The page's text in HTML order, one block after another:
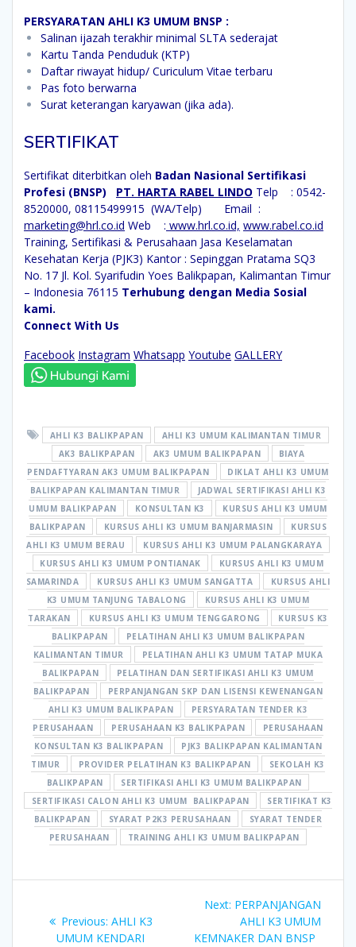
PERSYARATAN AHLI K3 UMUM BNSP :
Salinan ijazah terakhir minimal SLTA sederajat
Kartu Tanda Penduduk (KTP)
Daftar riwayat hidup/ Curiculum Vitae terbaru
Pas foto berwarna
Surat keterangan karyawan (jika ada).
SERTIFIKAT
Sertifikat diterbitkan oleh Badan Nasional Sertifikasi
Profesi (BNSP)
PT. HARTA RABEL LINDO Telp : 0542-
8520000, 08115499915 (WA/Telp)
Email :
marketing@hrl.co.id Web : www.hrl.co.id, www.rabel.co.id
Training, Sertifikasi & Perusahaan Jasa Keselamatan
Kesehatan Kerja (PJK3) Kantor : Sepinggan Pratama SQ3
No. 17 Jl. Kol. Syarifudin Yoes Balikpapan, Kalimantan Timur
– Indonesia 76115 Terhubung dengan Media Sosial
kami.
Connect With Us
Facebook Instagram Whatsapp Youtube GALLERY
AHLI K3 BALIKPAPAN
AHLI K3 UMUM KALIMANTAN TIMUR
AK3 BALIKPAPAN
AK3 UMUM BALIKPAPAN
BIAYA
PENDAFTYARAN AK3 UMUM BALIKPAPAN
DIKLAT AHLI K3 UMUM
BALIKPAPAN KALIMANTAN TIMUR
JADWAL SERTIFIKASI AHLI K3
UMUM BALIKPAPAN
KONSULTAN K3
KURSUS AHLI K3 UMUM
BALIKPAPAN
KURSUS AHLI K3 UMUM BANJARMASIN
KURSUS
AHLI K3 UMUM BERAU
KURSUS AHLI K3 UMUM PALANGKARAYA
KURSUS AHLI K3 UMUM PONTIANAK
KURSUS AHLI K3 UMUM
SAMARINDA
KURSUS AHLI K3 UMUM SANGATTA
KURSUS AHLI
K3 UMUM TANJUNG TABALONG
KURSUS AHLI K3 UMUM
TARAKAN
KURSUS AHLI K3 UMUM TENGGARONG
KURSUS K3
BALIKPAPAN
PELATIHAN AHLI K3 UMUM BALIKPAPAN
KALIMANTAN TIMUR
PELATIHAN AHLI K3 UMUM TATAP MUKA
BALIKPAPAN
PELATIHAN DAN SERTIFIKASI AHLI K3 UMUM
BALIKPAPAN
PERPANJANGAN SKP DAN LISENSI KEWENANGAN
AHLI K3 UMUM BALIKPAPAN
PERSYARATAN TENDER K3
PERUSAHAAN
PERUSAHAAN K3 BALIKPAPAN
PERUSAHAAN
KONSULTAN K3 BALIKPAPAN
PJK3 BALIKPAPAN KALIMANTAN
TIMUR
PROVIDER PELATIHAN K3 BALIKPAPAN
SEKOLAH K3
BALIKPAPAN
SERTIFIKASI AHLI K3 UMUM BALIKPAPAN
SERTIFIKASI CALON AHLI K3 UMUM BALIKPAPAN
SERTIFIKAT K3
BALIKPAPAN
SYARAT P2K3 PERUSAHAAN
SYARAT TENDER
PERUSAHAAN
TRAINING AHLI K3 UMUM BALIKPAPAN
navigation
Previous: Previous
post:
AHLI K3
UMUM KENDARI
Next: Next
post:
PERPANJANGAN
AHLI K3 UMUM
KEMNAKER DAN BNSP